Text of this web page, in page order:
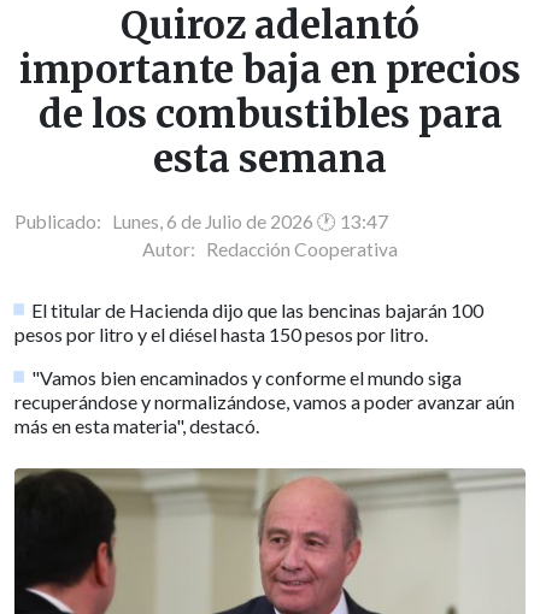
Quiroz adelantó
importante baja en precios
de los combustibles para
esta semana
Publicado: Lunes, 6 de Julio de 2026 🕐 13:47
Autor: Redacción Cooperativa
El titular de Hacienda dijo que las bencinas bajarán 100
pesos por litro y el diésel hasta 150 pesos por litro.
"Vamos bien encaminados y conforme el mundo siga
recuperándose y normalizándose, vamos a poder avanzar aún
más en esta materia", destacó.